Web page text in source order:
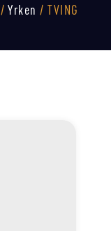
/Yrken / TVING